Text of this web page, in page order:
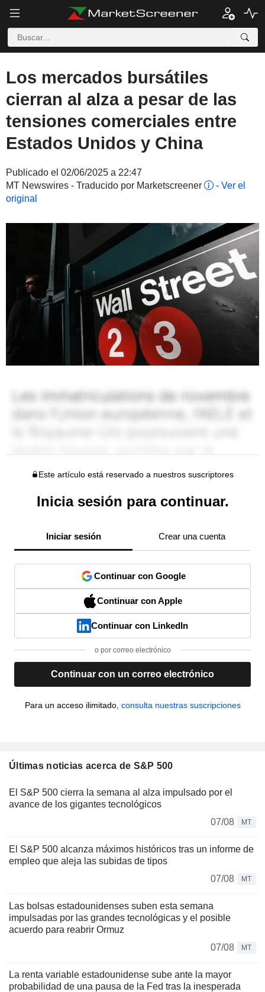
Los mercados bursátiles
cierran al alza a pesar de las
tensiones comerciales entre
Estados Unidos y China
Publicado el 02/06/2025 a 22:47
MT Newswires - Traducido por Marketscreener
- Ver el
original
Este artículo está reservado a nuestros suscriptores
Inicia sesión para continuar.
Iniciar sesión Crear una cuenta
Continuar con Google
Continuar con Apple
Continuar con LinkedIn
o por correo electrónico
Continuar con un correo electrónico
Para un acceso ilimitado, consulta nuestras suscripciones
Últimas noticias acerca de S&P 500
El S&P 500 cierra la semana al alza impulsado por el
avance de los gigantes tecnológicos
07/08
MT
El S&P 500 alcanza máximos históricos tras un informe de
empleo que aleja las subidas de tipos
07/08
MT
Las bolsas estadounidenses suben esta semana
impulsadas por las grandes tecnológicas y el posible
acuerdo para reabrir Ormuz
07/08
MT
La renta variable estadounidense sube ante la mayor
probabilidad de una pausa de la Fed tras la inesperada